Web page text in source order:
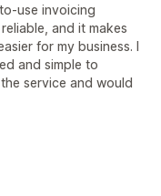
use invoicing
and it makes
for my business. I
and simple to
service and would